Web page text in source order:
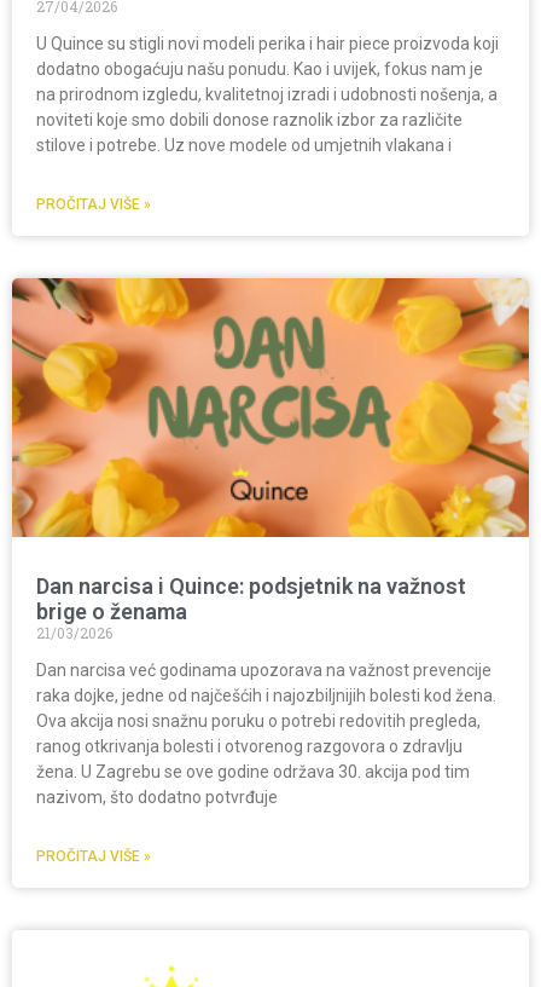
27/04/2026
U Quince su stigli novi modeli perika i hair piece proizvoda koji
dodatno obogaćuju našu ponudu. Kao i uvijek, fokus nam je
na prirodnom izgledu, kvalitetnoj izradi i udobnosti nošenja, a
noviteti koje smo dobili donose raznolik izbor za različite
stilove i potrebe. Uz nove modele od umjetnih vlakana i
PROČITAJ VIŠE »
Dan narcisa i Quince: podsjetnik na važnost
brige o ženama
21/03/2026
Dan narcisa već godinama upozorava na važnost prevencije
raka dojke, jedne od najčešćih i najozbiljnijih bolesti kod žena.
Ova akcija nosi snažnu poruku o potrebi redovitih pregleda,
ranog otkrivanja bolesti i otvorenog razgovora o zdravlju
žena. U Zagrebu se ove godine održava 30. akcija pod tim
nazivom, što dodatno potvrđuje
PROČITAJ VIŠE »